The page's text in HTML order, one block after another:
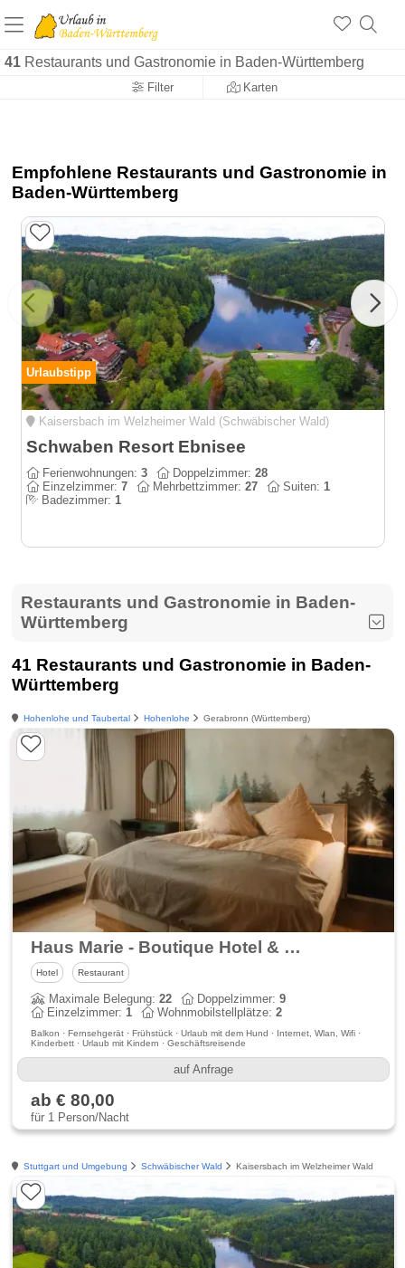
41 Restaurants und Gastronomie in Baden-Württemberg
Filter Karten
Empfohlene Restaurants und Gastronomie in
Baden-Württemberg
Urlaubstipp
Kaisersbach im Welzheimer Wald (Schwäbischer Wald)
Schwaben Resort Ebnisee
Ferienwohnungen:3 Doppelzimmer:28
Einzelzimmer:7 Mehrbettzimmer:27 Suiten:1
Badezimmer:1
Restaurants und Gastronomie in Baden-
Württemberg
41 Restaurants und Gastronomie in Baden-
Württemberg
Hohenlohe und Taubertal Hohenlohe Gerabronn (Württemberg)
Haus Marie - Boutique Hotel & Gasthaus Lamm
Hotel Restaurant
Maximale Belegung:22 Doppelzimmer:9
Einzelzimmer:1 Wohnmobilstellplätze:2
Balkon · Fernsehgerät · Frühstück · Urlaub mit dem Hund · Internet, Wlan, Wifi ·
Kinderbett · Urlaub mit Kindern · Geschäftsreisende
auf Anfrage
ab € 80,00
für 1 Person/Nacht
Stuttgart und Umgebung Schwäbischer Wald Kaisersbach im Welzheimer Wald